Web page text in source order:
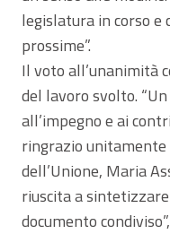
legislatura in corso e
prossime”.
Il voto all’unanimità
del lavoro svolto.
all’impegno e ai
ringrazio
dell’Unione, Maria
riuscita a
documento